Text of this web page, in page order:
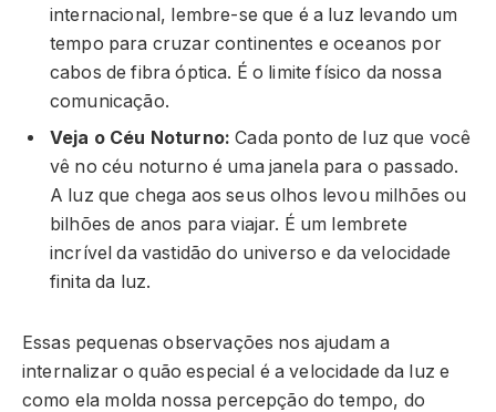
internacional, lembre-se que é a luz levando um
tempo para cruzar continentes e oceanos por
cabos de fibra óptica. É o limite físico da nossa
comunicação.
Veja o Céu Noturno: Cada ponto de luz que você
vê no céu noturno é uma janela para o passado.
A luz que chega aos seus olhos levou milhões ou
bilhões de anos para viajar. É um lembrete
incrível da vastidão do universo e da velocidade
finita da luz.
Essas pequenas observações nos ajudam a
internalizar o quão especial é a velocidade da luz e
como ela molda nossa percepção do tempo, do